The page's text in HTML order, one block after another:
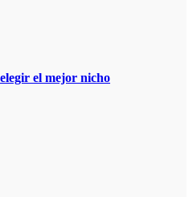
el mejor nicho